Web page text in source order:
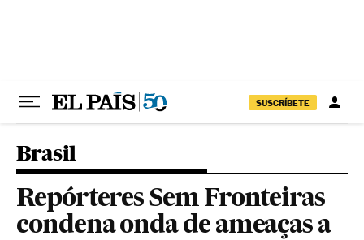
SUSCRÍBETE
Brasil
Repórteres Sem Fronteiras
condena onda de ameaças a